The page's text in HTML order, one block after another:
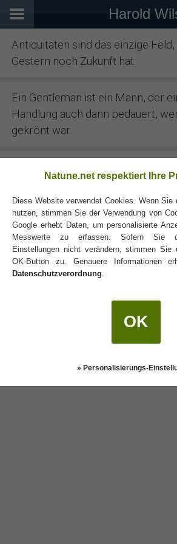
Harold
Antiquitäten sind das einzige Feld,
Gestern noch Zukunft hat.
Ein Gentleman ist ein Mann, der
Handlung auch dann bedauert,
gekrönt war.
Weitere Autoren
Natune.net respektiert Ihre
Diese Website verwendet Cookies. Wenn Sie
nutzen, stimmen Sie der Verwendung von
Google erhebt Daten, um personalisierte
Messwerte zu erfassen. Sofern Sie
Einstellungen nicht verändern, stimmen
OK-Button zu. Genauere Informationen
Datenschutzverordnung.
OK
» Personalisierungs-